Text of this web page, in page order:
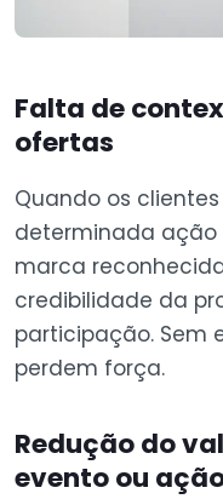
Falta de
ofertas
Quando os
determinada
marca
credibilidade da
participação. Sem
perdem força.
Redução do
evento ou